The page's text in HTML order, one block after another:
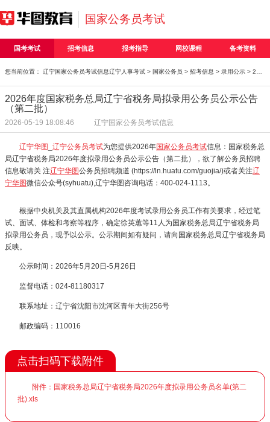
国家公务员考试
国考考试 招考信息 报考指导 网校课程 备考资料
您当前位置： 辽宁国家公务员考试信息辽宁人事考试 > 国家公务员 > 招考信息 > 录用公示 > 2026年度国家税务总局辽宁省税务局拟录用公务员公示
2026年度国家税务总局辽宁省税务局拟录用公务员公示公告
（第二批）
2026-05-19 18:08:46 辽宁国家公务员考试信息
辽宁华图 辽宁公务员考试为您提供2026年国家公务员考试信息：国家税务总
局辽宁省税务局2026年度拟录用公务员公示公告（第二批），欲了解公务员招聘
信息敬请关 注辽宁华图公务员招聘频道 (https://ln.huatu.com/guojia/)或者关注辽
宁华图微信公众号(syhuatu),辽宁华图咨询电话：400-024-1113。
根据中央机关及其直属机构2026年度考试录用公务员工作有关要求，经过笔
试、面试、体检和考察等程序，确定徐英蕙等11人为国家税务总局辽宁省税务局
拟录用公务员，现予以公示。公示期间如有疑问，请向国家税务总局辽宁省税务局
反映。
公示时间：2026年5月20日-5月26日
监督电话：024-81180317
联系地址：辽宁省沈阳市沈河区青年大街256号
邮政编码：110016
点击扫码下载附件
附件：国家税务总局辽宁省税务局2026年度拟录用公务员名单(第二
批).xls